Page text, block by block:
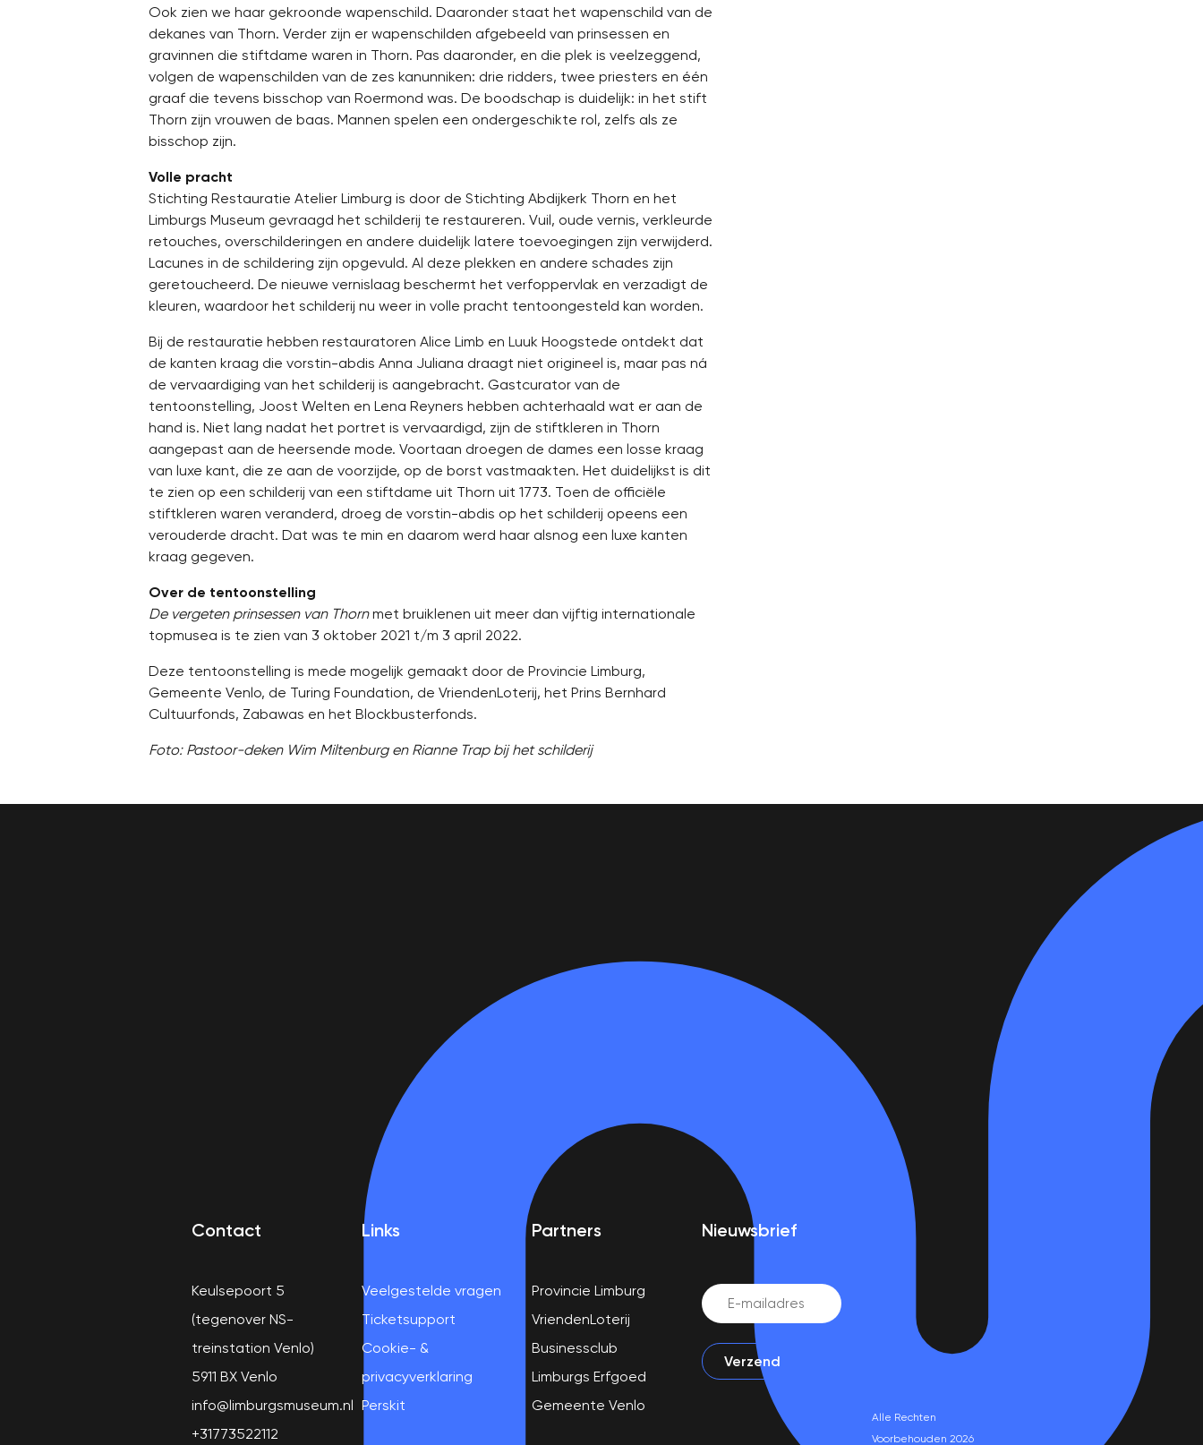
Ook zien we haar gekroonde wapenschild. Daaronder staat het wapenschild van de
dekanes van Thorn. Verder zijn er wapenschilden afgebeeld van prinsessen en
gravinnen die stiftdame waren in Thorn. Pas daaronder, en die plek is veelzeggend,
volgen de wapenschilden van de zes kanunniken: drie ridders, twee priesters en één
graaf die tevens bisschop van Roermond was. De boodschap is duidelijk: in het stift
Thorn zijn vrouwen de baas. Mannen spelen een ondergeschikte rol, zelfs als ze
bisschop zijn.
Volle pracht
Stichting Restauratie Atelier Limburg is door de Stichting Abdijkerk Thorn en het
Limburgs Museum gevraagd het schilderij te restaureren. Vuil, oude vernis, verkleurde
retouches, overschilderingen en andere duidelijk latere toevoegingen zijn verwijderd.
Lacunes in de schildering zijn opgevuld. Al deze plekken en andere schades zijn
geretoucheerd. De nieuwe vernislaag beschermt het verfoppervlak en verzadigt de
kleuren, waardoor het schilderij nu weer in volle pracht tentoongesteld kan worden.
Bij de restauratie hebben restauratoren Alice Limb en Luuk Hoogstede ontdekt dat
de kanten kraag die vorstin-abdis Anna Juliana draagt niet origineel is, maar pas ná
de vervaardiging van het schilderij is aangebracht. Gastcurator van de
tentoonstelling, Joost Welten en Lena Reyners hebben achterhaald wat er aan de
hand is. Niet lang nadat het portret is vervaardigd, zijn de stiftkleren in Thorn
aangepast aan de heersende mode. Voortaan droegen de dames een losse kraag
van luxe kant, die ze aan de voorzijde, op de borst vastmaakten. Het duidelijkst is dit
te zien op een schilderij van een stiftdame uit Thorn uit 1773. Toen de officiële
stiftkleren waren veranderd, droeg de vorstin-abdis op het schilderij opeens een
verouderde dracht. Dat was te min en daarom werd haar alsnog een luxe kanten
kraag gegeven.
Over de tentoonstelling
De vergeten prinsessen van Thornmet bruiklenen uit meer dan vijftig internationale
topmusea is te zien van 3 oktober 2021 t/m 3 april 2022.
Deze tentoonstelling is mede mogelijk gemaakt door de Provincie Limburg,
Gemeente Venlo, de Turing Foundation, de VriendenLoterij, het Prins Bernhard
Cultuurfonds, Zabawas en het Blockbusterfonds.
Foto: Pastoor-deken Wim Miltenburg en Rianne Trap bij het schilderij
Contact
Keulsepoort 5
(tegenover NS-
treinstation Venlo)
5911 BX Venlo
info@limburgsmuseum.nl
+31773522112
Links
Veelgestelde vragen
Ticketsupport
Cookie- &
privacyverklaring
Perskit
Partners
Provincie Limburg
VriendenLoterij
Businessclub
Limburgs Erfgoed
Gemeente Venlo
Nieuwsbrief
Email
(Vereist)
Alle Rechten
Voorbehouden 2026